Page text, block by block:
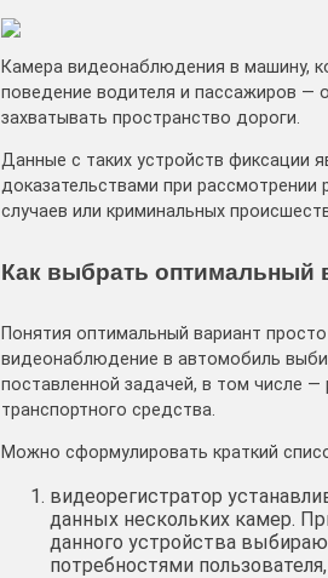
Камера видеонаблюдения в машину,
поведение водителя и пассажиров —
захватывать пространство дороги.
Данные с таких устройств фиксации
доказательствами при рассмотрении
случаев или криминальных
Как выбрать оптимальный
Понятия оптимальный вариант
видеонаблюдение в автомобиль
поставленной задачей, в том числе
транспортного средства.
Можно сформулировать краткий
видеорегистратор
данных нескольких камер.
данного устройства
потребностями